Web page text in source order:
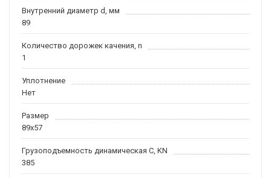
Внутренний диаметр d, мм
89
Количество дорожек качения, n
1
Уплотнение
Нет
Размер
89x57
Грузоподъемность динамическая C, KN
385